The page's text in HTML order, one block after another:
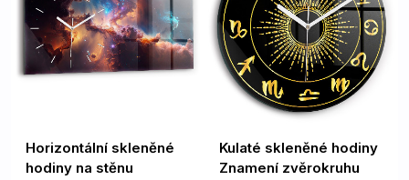
Horizontální skleněné
hodiny na stěnu
Kulaté skleněné hodiny
Znamení zvěrokruhu